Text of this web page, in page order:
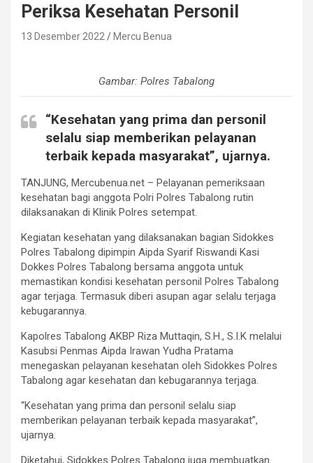
Periksa Kesehatan Personil
13 Desember 2022 Mercu Benua
Gambar: Polres Tabalong
“Kesehatan yang prima dan personil
selalu siap memberikan pelayanan
terbaik kepada masyarakat”, ujarnya.
TANJUNG, Mercubenua.net – Pelayanan pemeriksaan
kesehatan bagi anggota Polri Polres Tabalong rutin
dilaksanakan di Klinik Polres setempat.
Kegiatan kesehatan yang dilaksanakan bagian Sidokkes
Polres Tabalong dipimpin Aipda Syarif Riswandi Kasi
Dokkes Polres Tabalong bersama anggota untuk
memastikan kondisi kesehatan personil Polres Tabalong
agar terjaga. Termasuk diberi asupan agar selalu terjaga
kebugarannya.
Kapolres Tabalong AKBP Riza Muttaqin, S.H., S.I.K melalui
Kasubsi Penmas Aipda Irawan Yudha Pratama
menegaskan pelayanan kesehatan oleh Sidokkes Polres
Tabalong agar kesehatan dan kebugarannya terjaga.
“Kesehatan yang prima dan personil selalu siap
memberikan pelayanan terbaik kepada masyarakat”,
ujarnya.
Diketahui, Sidokkes Polres Tabalong juga membuatkan